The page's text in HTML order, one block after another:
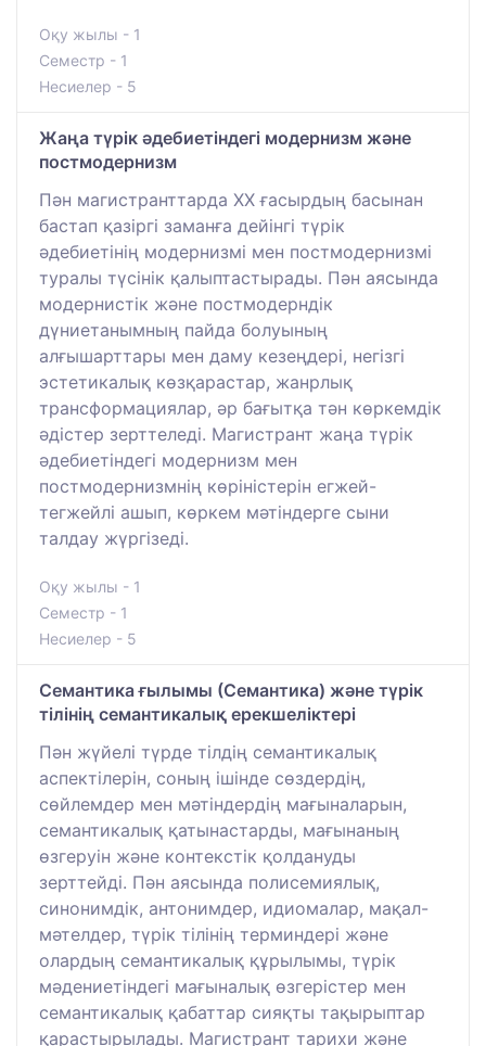
Оқу жылы - 1
Семестр - 1
Несиелер - 5
Жаңа түрік әдебиетіндегі модернизм және
постмодернизм
Пән магистранттарда ХХ ғасырдың басынан
бастап қазіргі заманға дейінгі түрік
әдебиетінің модернизмі мен постмодернизмі
туралы түсінік қалыптастырады. Пән аясында
модернистік және постмодерндік
дүниетанымның пайда болуының
алғышарттары мен даму кезеңдері, негізгі
эстетикалық көзқарастар, жанрлық
трансформациялар, әр бағытқа тән көркемдік
әдістер зерттеледі. Магистрант жаңа түрік
әдебиетіндегі модернизм мен
постмодернизмнің көріністерін егжей-
тегжейлі ашып, көркем мәтіндерге сыни
талдау жүргізеді.
Оқу жылы - 1
Семестр - 1
Несиелер - 5
Семантика ғылымы (Семантика) және түрік
тілінің семантикалық ерекшеліктері
Пән жүйелі түрде тілдің семантикалық
аспектілерін, соның ішінде сөздердің,
сөйлемдер мен мәтіндердің мағыналарын,
семантикалық қатынастарды, мағынаның
өзгеруін және контекстік қолдануды
зерттейді. Пән аясында полисемиялық,
синонимдік, антонимдер, идиомалар, мақал-
мәтелдер, түрік тілінің терминдері және
олардың семантикалық құрылымы, түрік
мәдениетіндегі мағыналық өзгерістер мен
семантикалық қабаттар сияқты тақырыптар
қарастырылады. Магистрант тарихи және